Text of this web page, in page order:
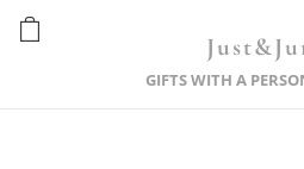
GIFTS WITH A